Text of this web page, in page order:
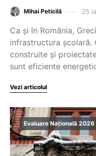
Mihai Peticilă 25
Ca și în România,
infrastructura școlară.
construite și
sunt eficiente
Vezi articolul
Evaluare Națională 2026